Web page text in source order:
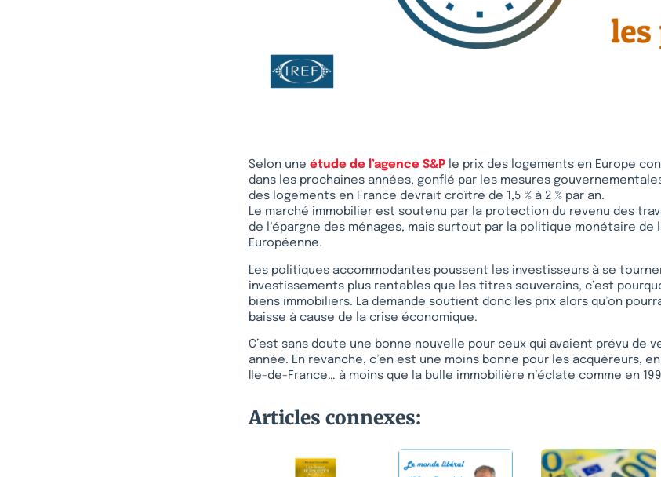
Selon une étude de l’agence S&P le prix des logements en Europe
dans les prochaines années, gonflé par les mesures
des logements en France devrait croître de 1,5 % à 2 % par an.
Le marché immobilier est soutenu par la protection du revenu des
de l’épargne des ménages, mais surtout par la politique monétaire de
Européenne.
Les politiques accommodantes poussent les investisseurs à se
investissements plus rentables que les titres souverains, c’est
biens immobiliers. La demande soutient donc les prix alors qu’on
baisse à cause de la crise économique.
C’est sans doute une bonne nouvelle pour ceux qui avaient prévu de
année. En revanche, c’en est une moins bonne pour les acquéreurs,
Ile-de-France… à moins que la bulle immobilière n’éclate comme en
Articles connexes: